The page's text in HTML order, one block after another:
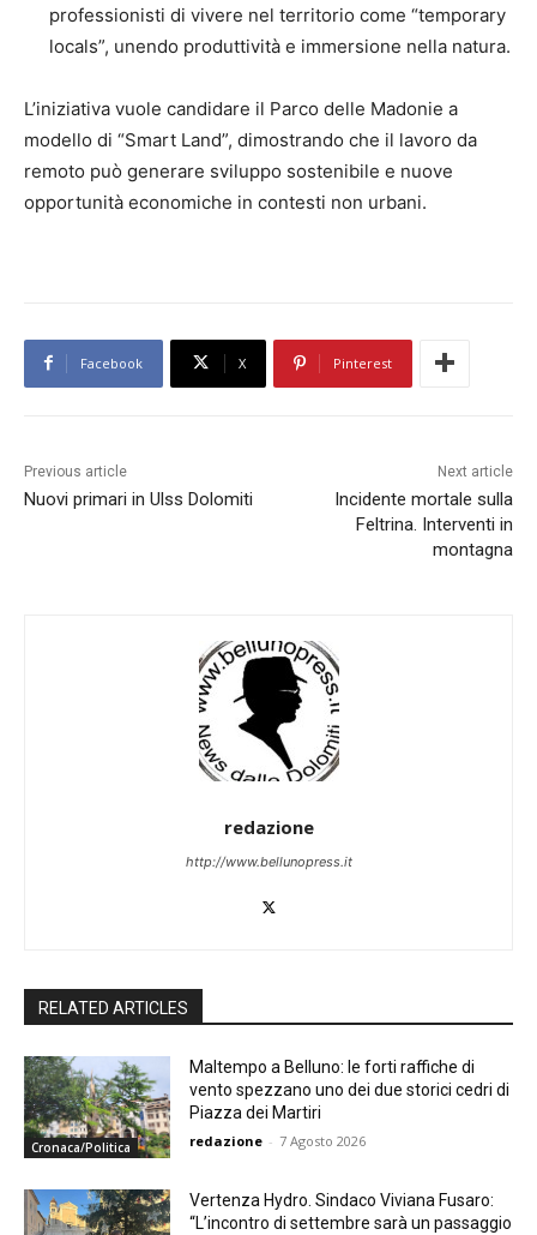
professionisti di vivere nel territorio come “temporary
locals”, unendo produttività e immersione nella natura.
L’iniziativa vuole candidare il Parco delle Madonie a
modello di “Smart Land”, dimostrando che il lavoro da
remoto può generare sviluppo sostenibile e nuove
opportunità economiche in contesti non urbani.
Facebook X Pinterest
Previous article
Nuovi primari in Ulss Dolomiti
Next article
Incidente mortale sulla
Feltrina. Interventi in
montagna
redazione
http://www.bellunopress.it
RELATED ARTICLES
Cronaca/Politica
Maltempo a Belluno: le forti raffiche di
vento spezzano uno dei due storici cedri di
Piazza dei Martiri
redazione - 7 Agosto 2026
Vertenza Hydro. Sindaco Viviana Fusaro:
“L’incontro di settembre sarà un passaggio